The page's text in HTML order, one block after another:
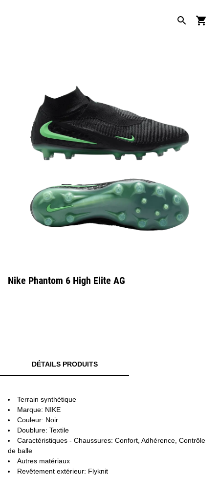
Nike Phantom 6 High Elite AG
DÉTAILS PRODUITS
Terrain synthétique
Marque: NIKE
Couleur: Noir
Doublure: Textile
Caractéristiques - Chaussures: Confort, Adhérence, Contrôle
de balle
Autres matériaux
Revêtement extérieur: Flyknit